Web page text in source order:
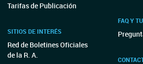
Tarifas de Publicación
SITIOS DE INTERÉS
Red de Boletines Oficiales
de la R. A.
FAQ Y